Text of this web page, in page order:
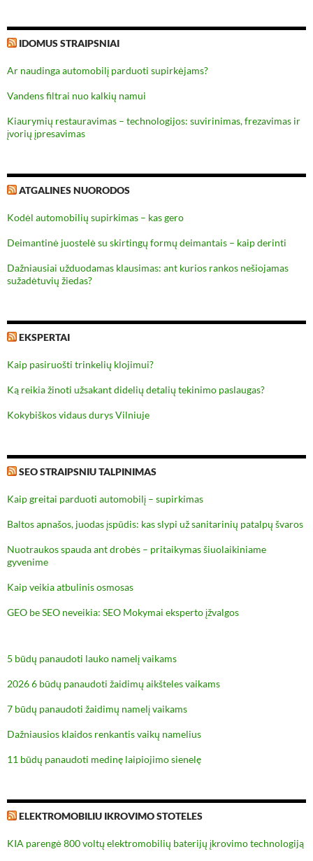
IDOMUS STRAIPSNIAI
Ar naudinga automobilį parduoti supirkėjams?
Vandens filtrai nuo kalkių namui
Kiaurymių restauravimas – technologijos: suvirinimas, frezavimas ir
įvorių įpresavimas
ATGALINES NUORODOS
Kodėl automobilių supirkimas – kas gero
Deimantinė juostelė su skirtingų formų deimantais – kaip derinti
Dažniausiai užduodamas klausimas: ant kurios rankos nešiojamas
sužadėtuvių žiedas?
EKSPERTAI
Kaip pasiruošti trinkelių klojimui?
Ką reikia žinoti užsakant didelių detalių tekinimo paslaugas?
Kokybiškos vidaus durys Vilniuje
SEO STRAIPSNIU TALPINIMAS
Kaip greitai parduoti automobilį – supirkimas
Baltos apnašos, juodas įspūdis: kas slypi už sanitarinių patalpų švaros
Nuotraukos spauda ant drobės – pritaikymas šiuolaikiniame
gyvenime
Kaip veikia atbulinis osmosas
GEO be SEO neveikia: SEO Mokymai eksperto įžvalgos
5 būdų panaudoti lauko namelį vaikams
2026 6 būdų panaudoti žaidimų aikšteles vaikams
7 būdų panaudoti žaidimų namelį vaikams
Dažniausios klaidos renkantis vaikų namelius
11 būdų panaudoti medinę laipiojimo sienelę
ELEKTROMOBILIU IKROVIMO STOTELES
KIA parengė 800 voltų elektromobilių baterijų įkrovimo technologiją